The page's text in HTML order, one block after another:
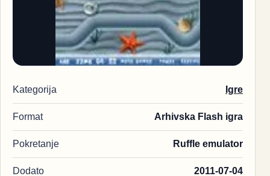
Kategorija Igre
Format Arhivska Flash igra
Pokretanje Ruffle emulator
Dodato 2011-07-04